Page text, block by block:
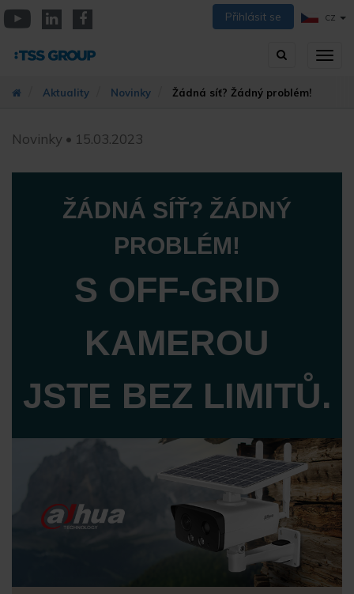
Přejít
k
hlavnímu
obsahu
Přihlásit se CZ
Vyhledávání
Aktuality Novinky Žádná síť? Žádný problém!
Novinky • 15.03.2023